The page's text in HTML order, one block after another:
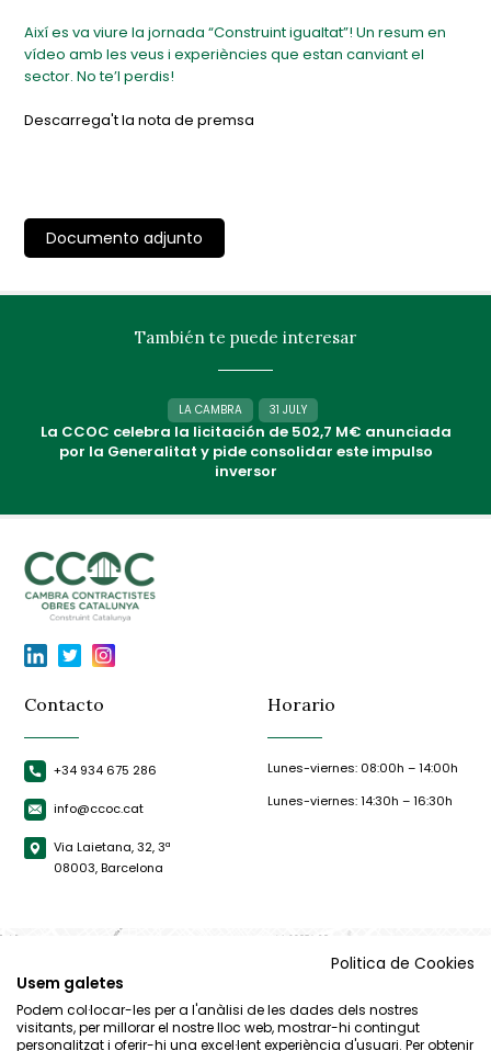
Així es va viure la jornada “Construint igualtat”! Un resum en
vídeo amb les veus i experiències que estan canviant el
sector. No te’l perdis!
Descarrega't la nota de premsa
Documento adjunto
También te puede interesar
LA CAMBRA 31 JULY
La CCOC celebra la licitación de 502,7 M€ anunciada
por la Generalitat y pide consolidar este impulso
inversor
Contacto
+34 934 675 286
info@ccoc.cat
Via Laietana, 32, 3ª
08003, Barcelona
Horario
Lunes-viernes: 08:00h – 14:00h
Lunes-viernes: 14:30h – 16:30h
Politica de Cookies
Usem galetes
Podem col·locar-les per a l'anàlisi de les dades dels nostres
visitants, per millorar el nostre lloc web, mostrar-hi contingut
personalitzat i oferir-hi una excel·lent experiència d'usuari. Per obtenir